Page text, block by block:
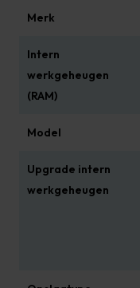
Merk
Intern
werkgeheugen
(RAM)
Model
Upgrade intern
werkgeheugen